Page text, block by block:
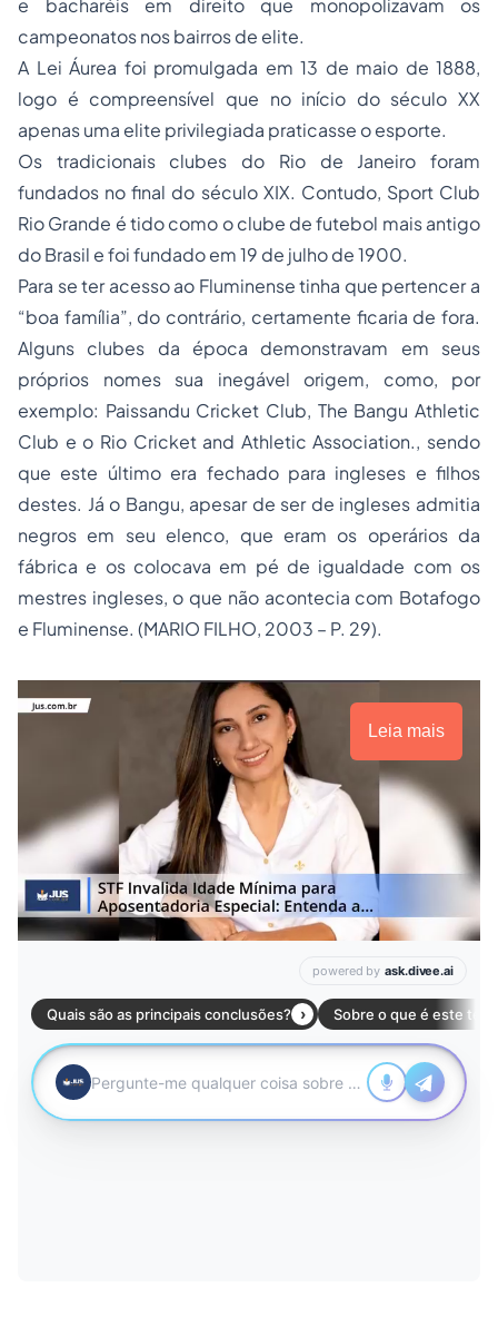
e bacharéis em direito que monopolizavam os
campeonatos nos bairros de elite.
A Lei Áurea foi promulgada em 13 de maio de 1888,
logo é compreensível que no início do século XX
apenas uma elite privilegiada praticasse o esporte.
Os tradicionais clubes do Rio de Janeiro foram
fundados no final do século XIX. Contudo, Sport Club
Rio Grande é tido como o clube de futebol mais antigo
do Brasil e foi fundado em 19 de julho de 1900.
Para se ter acesso ao Fluminense tinha que pertencer a
“boa família”, do contrário, certamente ficaria de fora.
Alguns clubes da época demonstravam em seus
próprios nomes sua inegável origem, como, por
exemplo: Paissandu Cricket Club, The Bangu Athletic
Club e o Rio Cricket and Athletic Association., sendo
que este último era fechado para ingleses e filhos
destes. Já o Bangu, apesar de ser de ingleses admitia
negros em seu elenco, que eram os operários da
fábrica e os colocava em pé de igualdade com os
mestres ingleses, o que não acontecia com Botafogo
e Fluminense. (MARIO FILHO, 2003 – P. 29).
Leia mais